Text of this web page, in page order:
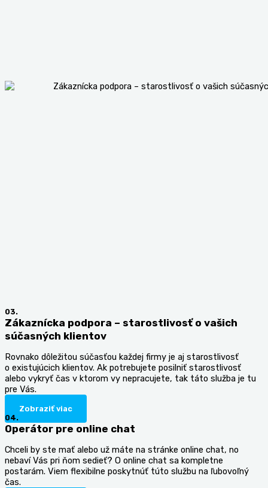
03.
Zákaznícka podpora – starostlivosť o vašich
súčasných klientov
Rovnako dôležitou súčasťou každej firmy je aj starostlivosť
o existujúcich klientov. Ak potrebujete posilniť starostlivosť
alebo vykryť čas v ktorom vy nepracujete, tak táto služba je tu
pre Vás.
Zobraziť viac
04.
Operátor pre online chat
Chceli by ste mať alebo už máte na stránke online chat, no
nebaví Vás pri ňom sedieť? O online chat sa kompletne
postarám. Viem flexibilne poskytnúť túto službu na ľubovoľný
čas.